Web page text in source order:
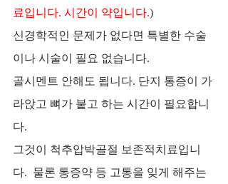
료입니다. 시간이 약입니다.)
신경학적인 문제가 없다면 특별한 수술
이나 시술이 필요 없습니다.
골시멘트 안해도 됩니다. 단지 통증이 가
라앉고 뼈가 붙고 하는 시간이 필요합니
다.
그것이 척추압박골절 보존적치료입니
다.  물론 통증약 등 고통을 잊게 해주는